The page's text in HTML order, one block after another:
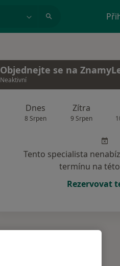
Objednejte se na
Neaktivní
Dnes
8 Srpen
Zítra
9 Srpen
Tento specialista
termínu na
Rezervovat